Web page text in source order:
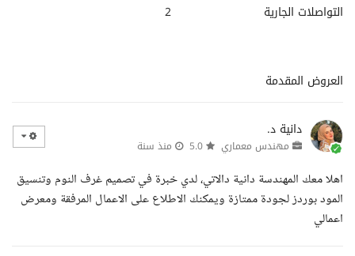
التواصلات الجارية
2
العروض المقدمة
دانية د.
مهندس معماري منذ سنة
اهلا معك المهندسة دانية دالاتي، لدي خبرة في تصميم غرف النوم وتنسيق
المود بوردز لجودة ممتازة ويمكنك الاطلاع على الاعمال المرفقة ومعرض
اعمالي